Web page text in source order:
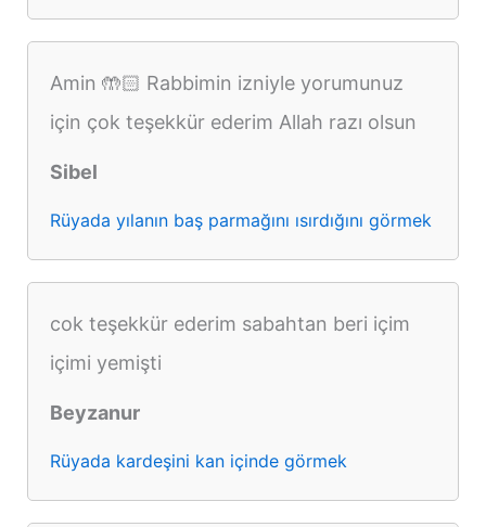
Amin 🤲🏻 Rabbimin izniyle yorumunuz
için çok teşekkür ederim Allah razı olsun
Sibel
Rüyada yılanın baş parmağını ısırdığını görmek
cok teşekkür ederim sabahtan beri içim
içimi yemişti
Beyzanur
Rüyada kardeşini kan içinde görmek